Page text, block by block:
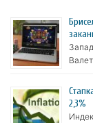
2,3%